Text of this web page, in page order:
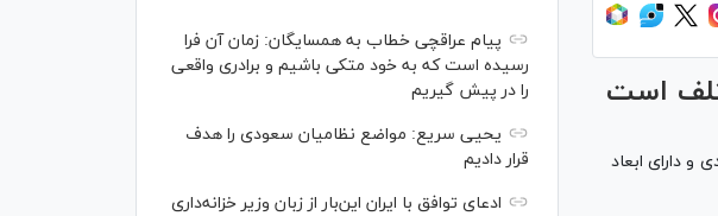
است
و دارای ابعاد
پیام عراقچی خطاب به همسایگان: زمان آن فرا
رسیده است که به خود متکی باشیم و برادری واقعی
را در پیش گیریم
یحیی سریع: مواضع نظامیان سعودی را هدف
قرار دادیم
ادعای توافق با ایران این‌بار از زبان وزیر خزانه‌داری